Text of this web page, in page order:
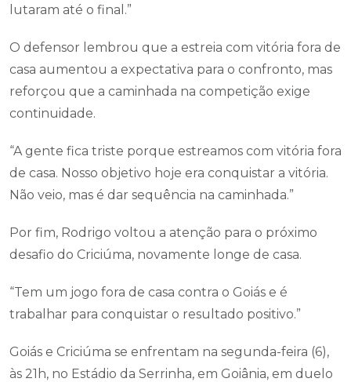
lutaram até o final.”
O defensor lembrou que a estreia com vitória fora de
casa aumentou a expectativa para o confronto, mas
reforçou que a caminhada na competição exige
continuidade.
“A gente fica triste porque estreamos com vitória fora
de casa. Nosso objetivo hoje era conquistar a vitória.
Não veio, mas é dar sequência na caminhada.”
Por fim, Rodrigo voltou a atenção para o próximo
desafio do Criciúma, novamente longe de casa.
“Tem um jogo fora de casa contra o Goiás e é
trabalhar para conquistar o resultado positivo.”
Goiás e Criciúma se enfrentam na segunda-feira (6),
às 21h, no Estádio da Serrinha, em Goiânia, em duelo